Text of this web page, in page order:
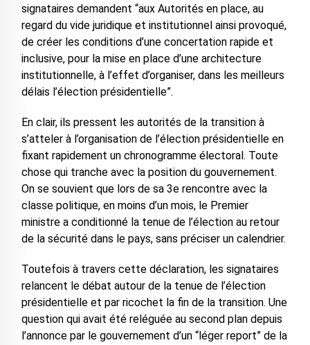
signataires demandent “aux Autorités en place, au
regard du vide juridique et institutionnel ainsi provoqué,
de créer les conditions d’une concertation rapide et
inclusive, pour la mise en place d’une architecture
institutionnelle, à l’effet d’organiser, dans les meilleurs
délais l’élection présidentielle”.
En clair, ils pressent les autorités de la transition à
s’atteler à l’organisation de l’élection présidentielle en
fixant rapidement un chronogramme électoral. Toute
chose qui tranche avec la position du gouvernement.
On se souvient que lors de sa 3e rencontre avec la
classe politique, en moins d’un mois, le Premier
ministre a conditionné la tenue de l’élection au retour
de la sécurité dans le pays, sans préciser un calendrier.
Toutefois à travers cette déclaration, les signataires
relancent le débat autour de la tenue de l’élection
présidentielle et par ricochet la fin de la transition. Une
question qui avait été reléguée au second plan depuis
l’annonce par le gouvernement d’un “léger report” de la